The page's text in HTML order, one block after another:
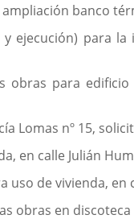
banco
ejecución) para
obras para
Lomas nº 15,
en calle Julián
de vivienda, en
obras en discoteca